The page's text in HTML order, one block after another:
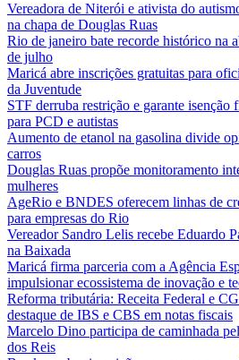
Vereadora de Niterói e ativista do
na chapa de Douglas Ruas
Rio de janeiro bate recorde histórico na
de julho
Maricá abre inscrições gratuitas para
da Juventude
STF derruba restrição e garante isenção
para PCD e autistas
Aumento de etanol na gasolina divide
carros
Douglas Ruas propõe monitoramento
mulheres
AgeRio e BNDES oferecem linhas de
para empresas do Rio
Vereador Sandro Lelis recebe Eduardo
na Baixada
Maricá firma parceria com a Agência
impulsionar ecossistema de inovação e
Reforma tributária: Receita Federal e
destaque de IBS e CBS em notas fiscais
Marcelo Dino participa de caminhada
dos Reis